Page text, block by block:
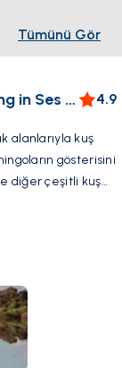
Tümünü Gör
Wildlife Haven: Birdwatching in Ses Salines 4.9
alanlarıyla kuş
gösterisini
diğer çeşitli kuş
tutun.